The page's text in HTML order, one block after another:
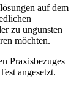
auf dem
zu ungunsten
möchten.
Praxisbezuges
angesetzt.